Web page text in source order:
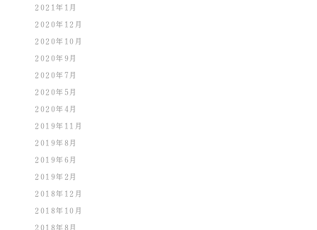
2021年1月
2020年12月
2020年10月
2020年9月
2020年7月
2020年5月
2020年4月
2019年11月
2019年8月
2019年6月
2019年2月
2018年12月
2018年10月
2018年8月